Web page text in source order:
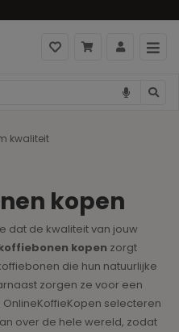
kwaliteit
kopen
dat de kwaliteit van jouw
kopen zorgt
die hun natuurlijke
zorgen ze voor een
selecteren
over de hele wereld, zodat